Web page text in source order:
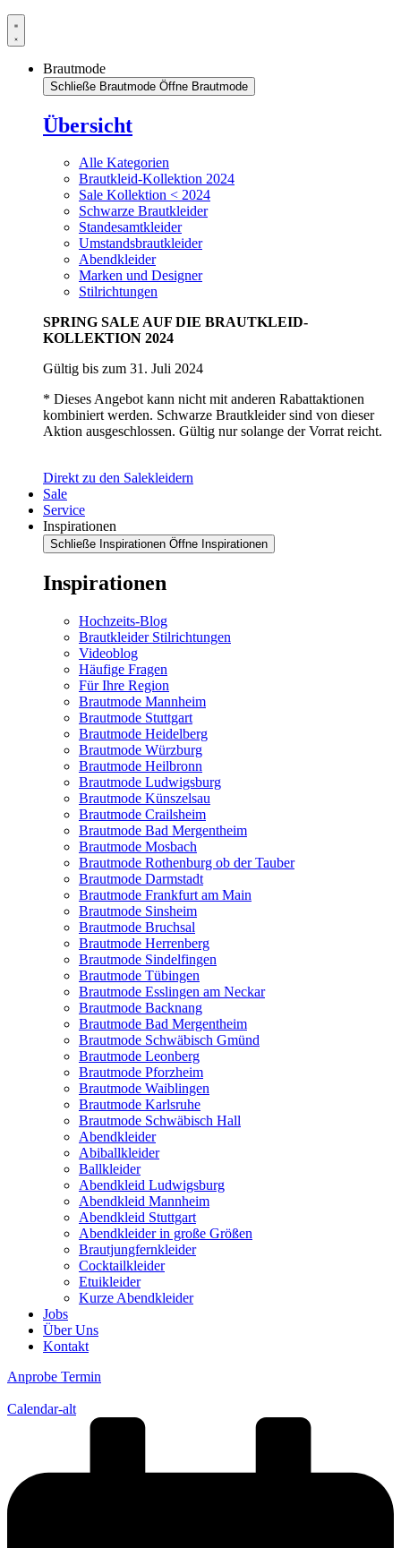
Brautmode
Schließe Brautmode Öffne Brautmode
Übersicht
Alle Kategorien
Brautkleid-Kollektion 2024
Sale Kollektion < 2024
Schwarze Brautkleider
Standesamtkleider
Umstandsbrautkleider
Abendkleider
Marken und Designer
Stilrichtungen
SPRING SALE AUF DIE BRAUTKLEID-
KOLLEKTION 2024
Gültig bis zum 31. Juli 2024
* Dieses Angebot kann nicht mit anderen Rabattaktionen
kombiniert werden. Schwarze Brautkleider sind von dieser
Aktion ausgeschlossen. Gültig nur solange der Vorrat reicht.
Direkt zu den Salekleidern
Sale
Service
Inspirationen
Schließe Inspirationen Öffne Inspirationen
Inspirationen
Hochzeits-Blog
Brautkleider Stilrichtungen
Videoblog
Häufige Fragen
Für Ihre Region
Brautmode Mannheim
Brautmode Stuttgart
Brautmode Heidelberg
Brautmode Würzburg
Brautmode Heilbronn
Brautmode Ludwigsburg
Brautmode Künszelsau
Brautmode Crailsheim
Brautmode Bad Mergentheim
Brautmode Mosbach
Brautmode Rothenburg ob der Tauber
Brautmode Darmstadt
Brautmode Frankfurt am Main
Brautmode Sinsheim
Brautmode Bruchsal
Brautmode Herrenberg
Brautmode Sindelfingen
Brautmode Tübingen
Brautmode Esslingen am Neckar
Brautmode Backnang
Brautmode Bad Mergentheim
Brautmode Schwäbisch Gmünd
Brautmode Leonberg
Brautmode Pforzheim
Brautmode Waiblingen
Brautmode Karlsruhe
Brautmode Schwäbisch Hall
Abendkleider
Abiballkleider
Ballkleider
Abendkleid Ludwigsburg
Abendkleid Mannheim
Abendkleid Stuttgart
Abendkleider in große Größen
Brautjungfernkleider
Cocktailkleider
Etuikleider
Kurze Abendkleider
Jobs
Über Uns
Kontakt
Anprobe Termin
Calendar-alt